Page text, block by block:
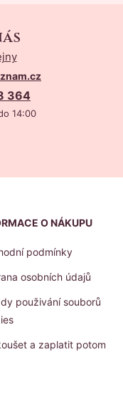
364
14:00
O NÁKUPU
podmínky
osobních údajů
použivání souborů
a zaplatit potom